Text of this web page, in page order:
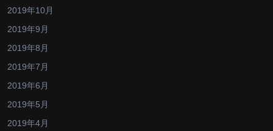
2019年10月
2019年9月
2019年8月
2019年7月
2019年6月
2019年5月
2019年4月